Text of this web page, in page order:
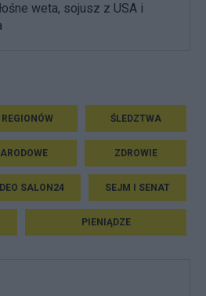
weta, sojusz z USA i
ŚLEDZTWA
ZDROWIE
SALON24 SEJM I SENAT
PIENIĄDZE